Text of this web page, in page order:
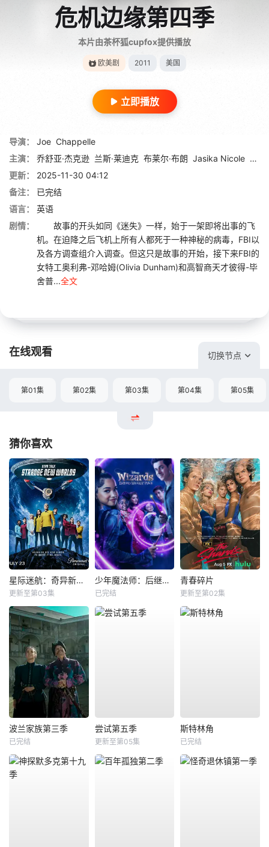
危机边缘第四季
本片由茶杯狐cupfox提供播放
欧美剧 2011 美国
立即播放
导演： Joe Chappelle
主演：
乔舒亚·杰克逊 兰斯·莱迪克 布莱尔·布朗 Jasika Nicole 约翰
更新：
2025-11-30 04:12
备注：
已完结
语言：
英语
剧情：
故事的开头如同《迷失》一样，始于一架即将出事的飞
机。在迫降之后飞机上所有人都死于一种神秘的病毒，FBI以
及各方调查组介入调查。但这只是故事的开始，接下来FBI的
女特工奥利弗-邓哈姆(Olivia Dunham)和高智商天才彼得-毕
舍普...全文
在线观看 切换节点
第01集 第02集 第03集 第04集 第05集
猜你喜欢
星际迷航：奇异新世界第四季
更新至第03集
少年魔法师：后继者第三季
已完结
青春碎片
更新至第02集
波兰家族第三季
已完结
尝试第五季
更新至第05集
斯特林角
已完结